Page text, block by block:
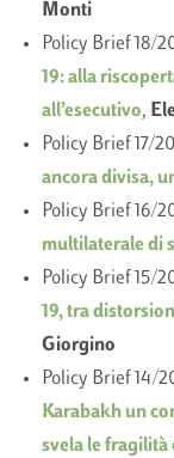
Monti
Policy Brief 18/
19: alla
all’esecutivo,
Policy Brief 17/
ancora divisa,
Policy Brief 16/
multilaterale di
Policy Brief 15/
19, tra
Giorgino
Policy Brief 14/
Karabakh un
svela le fragilità